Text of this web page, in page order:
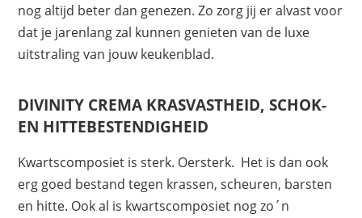
nog altijd beter dan genezen. Zo zorg jij er alvast voor
dat je jarenlang zal kunnen genieten van de luxe
uitstraling van jouw keukenblad.
DIVINITY CREMA KRASVASTHEID, SCHOK-
EN HITTEBESTENDIGHEID
Kwartscomposiet is sterk. Oersterk. Het is dan ook
erg goed bestand tegen krassen, scheuren, barsten
en hitte. Ook al is kwartscomposiet nog zo´n